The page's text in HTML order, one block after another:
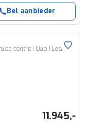
Bel aanbieder
contro | Dab | Led
11.945,-